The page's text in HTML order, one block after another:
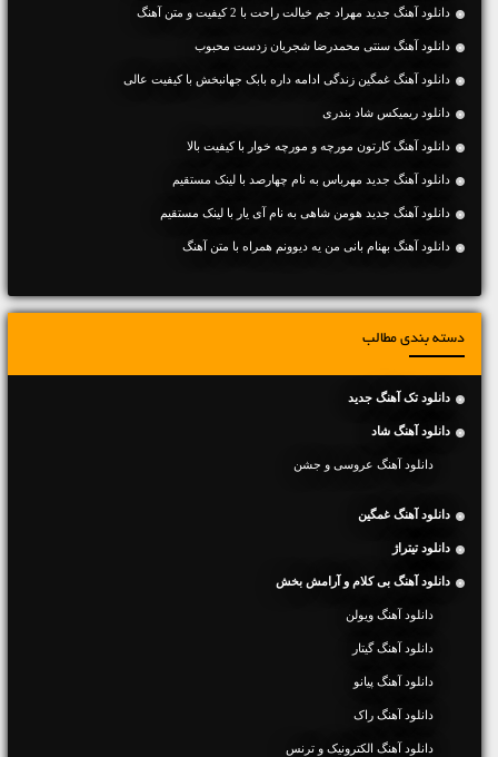
دانلود آهنگ جديد مهراد جم خیالت راحت با 2 کیفیت و متن آهنگ
دانلود آهنگ سنتی محمدرضا شجریان زدست محبوب
دانلود آهنگ غمگین زندگی ادامه داره بابک جهانبخش با کیفیت عالی
دانلود ریمیکس شاد بندری
دانلود آهنگ کارتون مورچه و مورچه خوار با کیفیت بالا
دانلود آهنگ جديد مهرباس به نام چهارصد با لینک مستقیم
دانلود آهنگ جديد هومن شاهی به نام آی یار با لینک مستقیم
دانلود آهنگ بهنام بانی من یه دیوونم همراه با متن آهنگ
دسته بندی مطالب
دانلود تک آهنگ جدید
دانلود آهنگ شاد
دانلود آهنگ عروسی و جشن
دانلود آهنگ غمگین
دانلود تیتراژ
دانلود آهنگ بی کلام و آرامش بخش
دانلود آهنگ ویولن
دانلود آهنگ گیتار
دانلود آهنگ پیانو
دانلود آهنگ راک
دانلود آهنگ الکترونیک و ترنس